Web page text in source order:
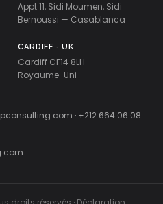
Appt 11, Sidi Moumen, Sidi
Bernoussi — Casablanca
CARDIFF · UK
Cardiff CF14 8LH —
Royaume-Uni
· +212 664 06 08
·